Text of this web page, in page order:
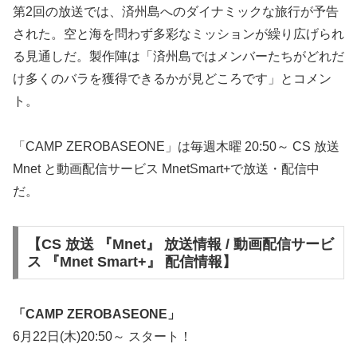
第2回の放送では、済州島へのダイナミックな旅行が予告
された。空と海を問わず多彩なミッションが繰り広げられ
る見通しだ。製作陣は「済州島ではメンバーたちがどれだ
け多くのバラを獲得できるかが見どころです」とコメン
ト。
「CAMP ZEROBASEONE」は毎週木曜 20:50～ CS 放送
Mnet と動画配信サービス MnetSmart+で放送・配信中
だ。
【CS 放送 『Mnet』 放送情報 / 動画配信サービ
ス 『Mnet Smart+』 配信情報】
「CAMP ZEROBASEONE」
6月22日(木)20:50～ スタート！